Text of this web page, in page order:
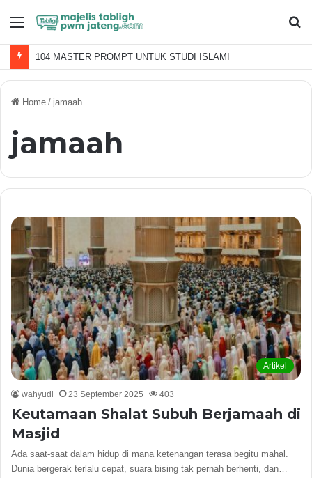
Menu
104 MASTER PROMPT UNTUK STUDI ISLAMI
Home / jamaah
jamaah
Artikel
wahyudi 23 September 2025 403
Keutamaan Shalat Subuh Berjamaah di
Masjid
​Ada saat-saat dalam hidup di mana ketenangan terasa begitu mahal.
Dunia bergerak terlalu cepat, suara bising tak pernah berhenti, dan…